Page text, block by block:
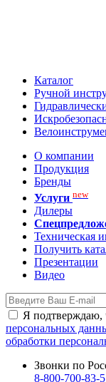
Каталог
Ручной
О компании
Продукция
Бренды
Услуги new
Дилеры
Техническая
Получить
Презентации
Видео
Я подтверждаю,
персональных
обработки
Звонки по
8-800-700-83-